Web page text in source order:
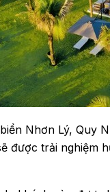
CỤM EPSSO
Nhơn Lý, Quy
được trải